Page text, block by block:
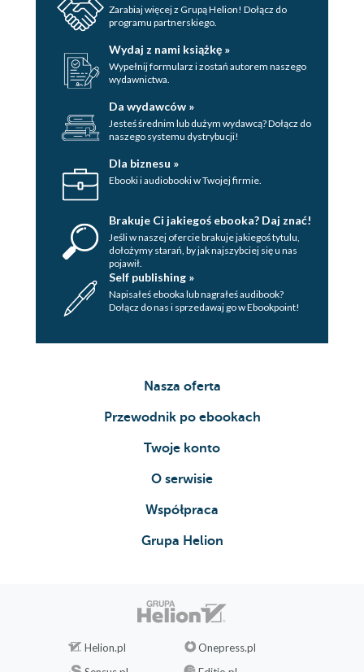
Zarabiaj więcej z Grupą Helion! Dołącz do
programu partnerskiego.
Wydaj z nami książkę »
Wypełnij formularz i zostań autorem naszego
wydawnictwa.
Da wydawców »
Jesteś średnim lub dużym wydawcą? Dołącz do
naszego systemu dystrybucji!
Dla biznesu »
Ebooki i audiobooki w Twojej firmie.
Brakuje Ci jakiegoś ebooka? Daj znać!
Jeśli w naszej ofercie brakuje jakiegoś tytulu,
dołożymy starań, by jak najszybciej się u nas
pojawił.
Self publishing »
Napisałeś ebooka lub nagrałeś audibook?
Dołącz do nas i sprzedawaj go w Ebookpoint!
Nasza oferta
Przewodnik po ebookach
Twoje konto
O serwisie
Współpraca
Grupa Helion
Helion.pl
Onepress.pl